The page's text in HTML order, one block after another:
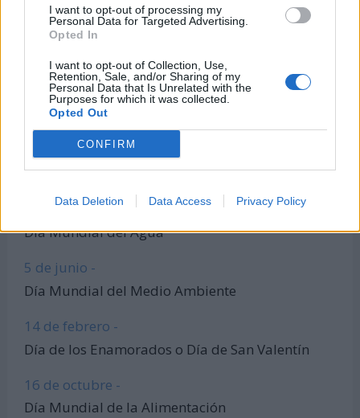
I want to opt-out of processing my
Personal Data for Targeted Advertising.
Opted In
I want to opt-out of Collection, Use,
Retention, Sale, and/or Sharing of my
Personal Data that Is Unrelated with the
Purposes for which it was collected.
Opted Out
CONFIRM
Data Deletion Data Access Privacy Policy
Entra en nuestro canal de Telegram
Días Más Buscados
8 de marzo -
Día Internacional de la Mujer
22 de marzo -
Día Mundial del Agua
5 de junio -
Día Mundial del Medio Ambiente
14 de febrero -
Día de los Enamorados o Día de San Valentín
16 de octubre -
Día Mundial de la Alimentación